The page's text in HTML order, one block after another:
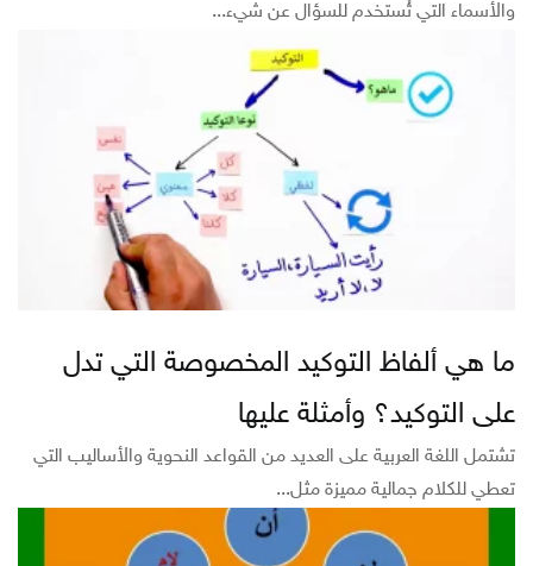
والأسماء التي تُستخدم للسؤال عن شيء...
ما هي ألفاظ التوكيد المخصوصة التي تدل
على التوكيد؟ وأمثلة عليها
تشتمل اللغة العربية على العديد من القواعد النحوية والأساليب التي
تعطي للكلام جمالية مميزة مثل...